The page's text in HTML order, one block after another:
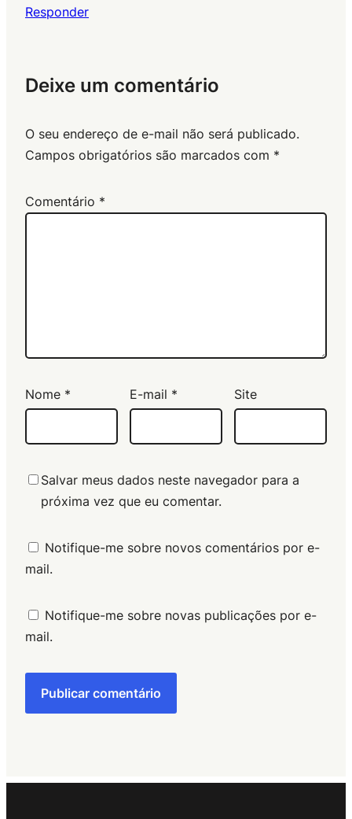
Responder
Deixe um comentário
O seu endereço de e-mail não será publicado.
Campos obrigatórios são marcados com *
Comentário *
Nome * E-mail * Site
Salvar meus dados neste navegador para a
próxima vez que eu comentar.
Notifique-me sobre novos comentários por e-
mail.
Notifique-me sobre novas publicações por e-
mail.